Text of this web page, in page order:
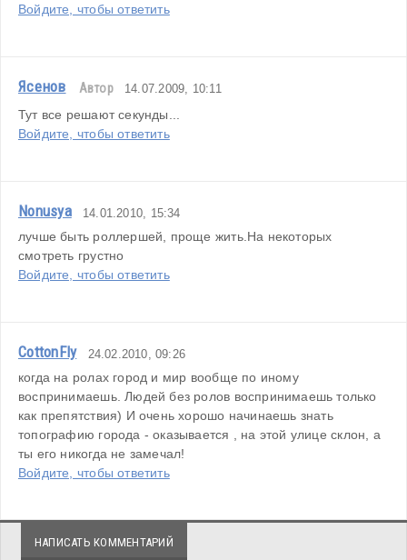
Войдите, чтобы ответить
Ясенов Автор 14.07.2009, 10:11
Тут все решают секунды...
Войдите, чтобы ответить
Nonusya 14.01.2010, 15:34
лучше быть роллершей, проще жить.На некоторых
смотреть грустно
Войдите, чтобы ответить
CottonFly 24.02.2010, 09:26
когда на ролах город и мир вообще по иному
воспринимаешь. Людей без ролов воспринимаешь только
как препятствия) И очень хорошо начинаешь знать
топографию города - оказывается , на этой улице склон, а
ты его никогда не замечал!
Войдите, чтобы ответить
НАПИСАТЬ КОММЕНТАРИЙ